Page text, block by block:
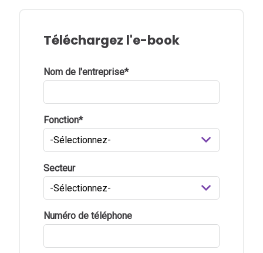
Téléchargez l'e-book
Nom de l'entreprise*
Fonction*
Secteur
Numéro de téléphone